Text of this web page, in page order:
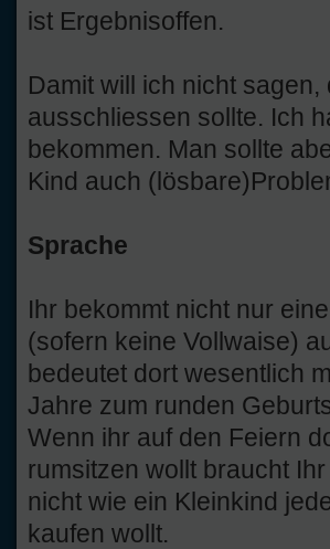
ist Ergebnisoffen.
Damit will ich nicht
ausschliessen sollte. Ich
bekommen. Man sollte
Kind auch
Sprache
Ihr bekommt nicht nur
(sofern keine Vollwaise)
bedeutet dort wesentlich
Jahre zum runden
Wenn ihr auf den Feiern
rumsitzen wollt braucht
nicht wie ein Kleinkind
kaufen wollt.